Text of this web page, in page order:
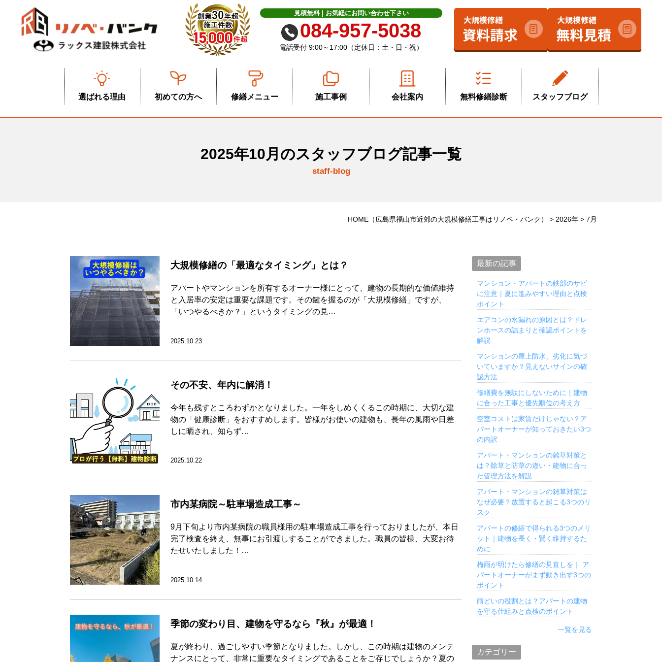
見積無料 | お気軽にお問い合わせ下さい
084-957-5038
電話受付 9:00～17:00（定休日：土・日・祝）
選ばれる理由 初めての方へ 修繕メニュー 施工事例 会社案内 無料修繕診断 スタッフブログ
2025年10月のスタッフブログ記事一覧
staff-blog
HOME （広島県福山市近郊の大規模修繕工事はリノベ・バンク） > 2026年 > 7月
大規模修繕の「最適なタイミング」とは？
アパートやマンションを所有するオーナー様にとって、建物の長期的な価値維持
と入居率の安定は重要な課題です。その鍵を握るのが「大規模修繕」ですが、
「いつやるべきか？」というタイミングの見…
2025.10.23
その不安、年内に解消！
今年も残すところわずかとなりました。一年をしめくくるこの時期に、大切な建
物の「健康診断」をおすすめします。皆様がお使いの建物も、長年の風雨や日差
しに晒され、知らず…
2025.10.22
市内某病院～駐車場造成工事～
9月下旬より市内某病院の職員様用の駐車場造成工事を行っておりましたが、本日
完了検査を終え、無事にお引渡しすることができました。職員の皆様、大変お待
たせいたしました！…
2025.10.14
季節の変わり目、建物を守るなら『秋』が最適！
夏が終わり、過ごしやすい季節となりました。しかし、この時期は建物のメンテ
ナンスにとって、非常に重要なタイミングであることをご存じでしょうか？夏の
最新の記事
マンション・アパートの鉄部のサビ
に注意｜夏に進みやすい理由と点検
ポイント
エアコンの水漏れの原因とは？ドレ
ンホースの詰まりと確認ポイントを
解説
マンションの屋上防水、劣化に気づ
いていますか？見えないサインの確
認方法
修繕費を無駄にしないために｜建物
に合った工事と優先順位の考え方
空室コストは家賃だけじゃない？ア
パートオーナーが知っておきたい3つ
の内訳
アパート・マンションの雑草対策と
は？除草と防草の違い・建物に合っ
た管理方法を解説
アパート・マンションの雑草対策は
なぜ必要？放置すると起こる3つのリ
スク
アパートの修繕で得られる3つのメリ
ット｜建物を長く・賢く維持するた
めに
梅雨が明けたら修繕の見直しを｜ ア
パートオーナーがまず動き出す3つの
ポイント
雨どいの役割とは？アパートの建物
を守る仕組みと点検のポイント
一覧を見る
カテゴリー